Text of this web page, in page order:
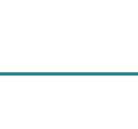
Ich habe einen